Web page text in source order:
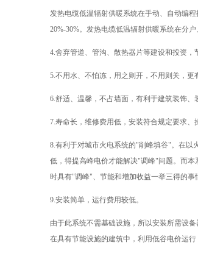
发热电缆低温辐射供暖系统在手动、自动编
20%-30%。发热电缆低温辐射供暖系统在分
4.舍弃管道、管沟、散热器片等建设和投资
5.不用水、不怕冻，用之则开，不用则关，更
6.舒适、温馨，不占墙面，有利于建筑装饰、
7.寿命长，维修费用低，安装符合规定要求、
8.有利于对城市火电系统的"削峰填谷"。在
低，得提高峰电价才能解决"调峰"问题。而
时具有"调峰"、节能和增加收益一举三得的事
9.安装简单，运行费用较低。
由于此系统不需基础设施，所以安装所需设
在具有节能设施的建筑中，利用低谷电价运